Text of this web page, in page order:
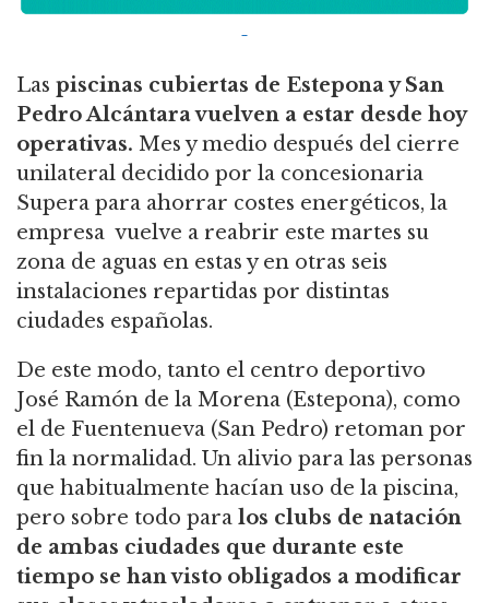
Las piscinas cubiertas de Estepona y San
Pedro Alcántara vuelven a estar desde hoy
operativas. Mes y medio después del cierre
unilateral decidido por la concesionaria
Supera para ahorrar costes energéticos, la
empresa vuelve a reabrir este martes su
zona de aguas en estas y en otras seis
instalaciones repartidas por distintas
ciudades españolas.
De este modo, tanto el centro deportivo
José Ramón de la Morena (Estepona), como
el de Fuentenueva (San Pedro) retoman por
fin la normalidad. Un alivio para las personas
que habitualmente hacían uso de la piscina,
pero sobre todo para los clubs de natación
de ambas ciudades que durante este
tiempo se han visto obligados a modificar